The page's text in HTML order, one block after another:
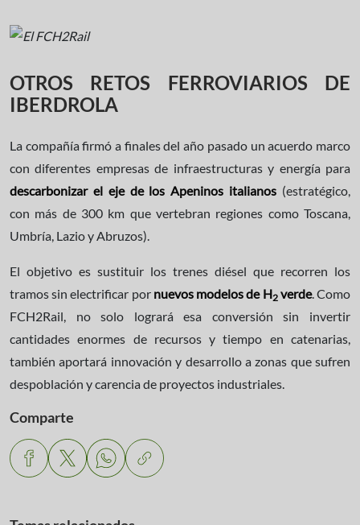
OTROS RETOS FERROVIARIOS DE
IBERDROLA
La compañía firmó a finales del año pasado un acuerdo marco
con diferentes empresas de infraestructuras y energía para
descarbonizar el eje de los Apeninos italianos (estratégico,
con más de 300 km que vertebran regiones como Toscana,
Umbría, Lazio y Abruzos).
El objetivo es sustituir los trenes diésel que recorren los
tramos sin electrificar por nuevos modelos de H2verde. Como
FCH2Rail, no solo logrará esa conversión sin invertir
cantidades enormes de recursos y tiempo en catenarias,
también aportará innovación y desarrollo a zonas que sufren
despoblación y carencia de proyectos industriales.
Comparte